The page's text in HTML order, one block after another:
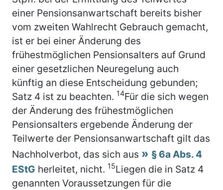
einer Pensionsanwartschaft bereits bisher
vom zweiten Wahlrecht Gebrauch gemacht,
ist er bei einer Änderung des
frühestmöglichen Pensionsalters auf Grund
einer gesetzlichen Neuregelung auch
künftig an diese Entscheidung gebunden;
Satz 4 ist zu beachten. 14Für die sich wegen
der Änderung des frühestmöglichen
Pensionsalters ergebende Änderung der
Teilwerte der Pensionsanwartschaft gilt das
Nachholverbot, das sich aus
§ 6a Abs. 4
EStG herleitet, nicht. 15Liegen die in Satz 4
genannten Voraussetzungen für die